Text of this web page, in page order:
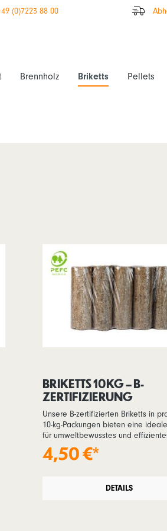
(0)7223 88 00
Brennholz Briketts Pellets
BRIKETTS 10KG – B-
ZERTIFIZIERUNG
Unsere B-zertifizierten Briketts in
10-kg-Packungen bieten eine
für umweltbewusstes und
Heizen. Diese Briketts sind
den Einsatz in Kaminöfen,
Räume zuverlässig erwärmt.
4,50 €*
DETAILS